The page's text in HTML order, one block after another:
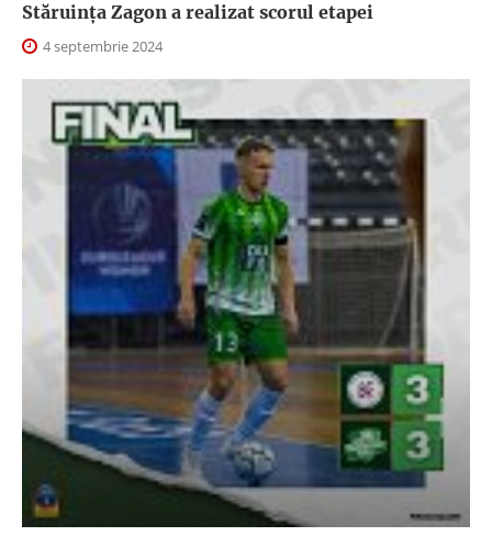
Stăruința Zagon a realizat scorul etapei
4 septembrie 2024